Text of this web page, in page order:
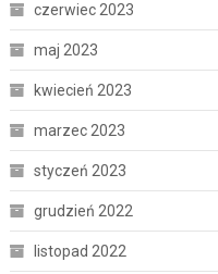
czerwiec 2023
maj 2023
kwiecień 2023
marzec 2023
styczeń 2023
grudzień 2022
listopad 2022